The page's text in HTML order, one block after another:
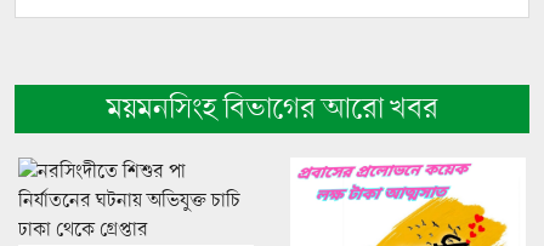
ময়মনসিংহ বিভাগের আরো খবর